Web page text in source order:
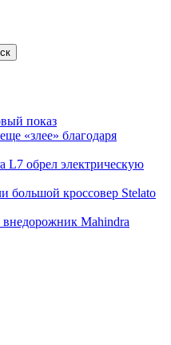
показ
«злее» благодаря
L7 обрел электрическую
большой кроссовер Stelato
Mahindra